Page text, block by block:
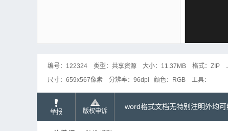
编号： 122324 类型： 共享资源 大小： 11.37MB 格式： ZIP
尺寸： 659x567像素 分辨率： 96dpi 颜色： RGB 工具：
举报 版权申诉
word格式文档无特别注明外均